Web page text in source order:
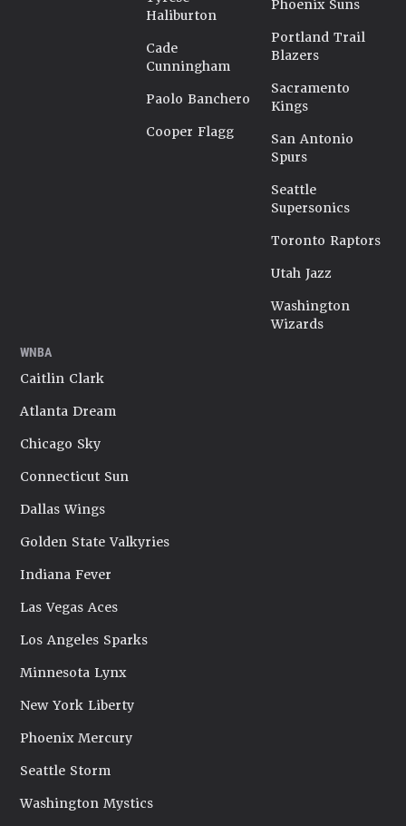
Haliburton
Cade
Cunningham
Paolo Banchero
Cooper Flagg
Phoenix Suns
Portland Trail
Blazers
Sacramento
Kings
San Antonio
Spurs
Seattle
Supersonics
Toronto Raptors
Utah Jazz
Washington
Wizards
WNBA
Caitlin Clark
Atlanta Dream
Chicago Sky
Connecticut Sun
Dallas Wings
Golden State Valkyries
Indiana Fever
Las Vegas Aces
Los Angeles Sparks
Minnesota Lynx
New York Liberty
Phoenix Mercury
Seattle Storm
Washington Mystics